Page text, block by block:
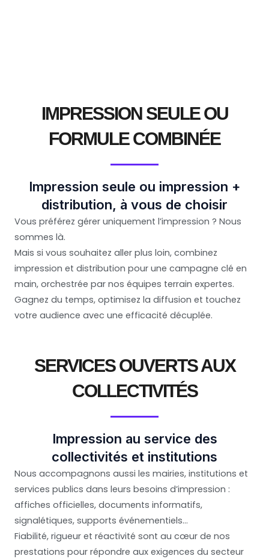
IMPRESSION SEULE OU
FORMULE COMBINÉE
Impression seule ou impression +
distribution, à vous de choisir
Vous préférez gérer uniquement l’impression ? Nous
sommes là.
Mais si vous souhaitez aller plus loin, combinez
impression et distribution pour une campagne clé en
main, orchestrée par nos équipes terrain expertes.
Gagnez du temps, optimisez la diffusion et touchez
votre audience avec une efficacité décuplée.
SERVICES OUVERTS AUX
COLLECTIVITÉS
Impression au service des
collectivités et institutions
Nous accompagnons aussi les mairies, institutions et
services publics dans leurs besoins d’impression :
affiches officielles, documents informatifs,
signalétiques, supports événementiels…
Fiabilité, rigueur et réactivité sont au cœur de nos
prestations pour répondre aux exigences du secteur